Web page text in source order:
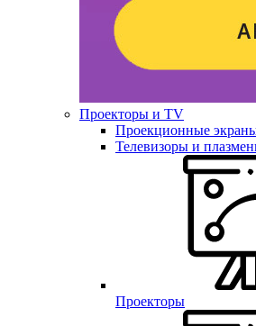
Проекторы и TV
Проекционные
Телевизоры и
Проекторы